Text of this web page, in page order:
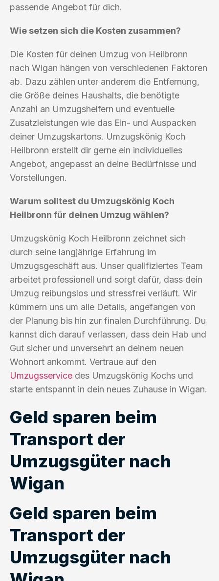
passende Angebot für dich.
Wie setzen sich die Kosten zusammen?
Die Kosten für deinen Umzug von Heilbronn
nach Wigan hängen von verschiedenen Faktoren
ab. Dazu zählen unter anderem die Entfernung,
die Größe deines Haushalts, die benötigte
Anzahl an Umzugshelfern und eventuelle
Zusatzleistungen wie das Ein- und Auspacken
deiner Umzugskartons. Umzugskönig Koch
Heilbronn erstellt dir gerne ein individuelles
Angebot, angepasst an deine Bedürfnisse und
Vorstellungen.
Warum solltest du Umzugskönig Koch
Heilbronn für deinen Umzug wählen?
Umzugskönig Koch Heilbronn zeichnet sich
durch seine langjährige Erfahrung im
Umzugsgeschäft aus. Unser qualifiziertes Team
arbeitet professionell und sorgt dafür, dass dein
Umzug reibungslos und stressfrei verläuft. Wir
kümmern uns um alle Details, angefangen von
der Planung bis hin zur finalen Durchführung. Du
kannst dich darauf verlassen, dass dein Hab und
Gut sicher und unversehrt an deinem neuen
Wohnort ankommt. Vertraue auf den
Umzugsservice des Umzugskönig Kochs und
starte entspannt in dein neues Zuhause in Wigan.
Geld sparen beim
Transport der
Umzugsgüter nach
Wigan
Geld sparen beim
Transport der
Umzugsgüter nach